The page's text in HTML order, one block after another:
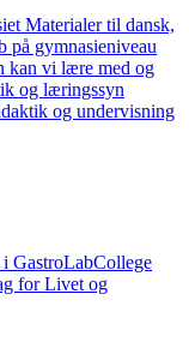
Materialer til dansk,
gymnasieniveau
kan vi lære med og
og læringssyn
og undervisning
GastroLabCollege
for Livet og